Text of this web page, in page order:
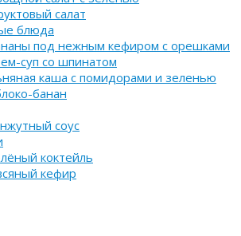
салат
блюда
под нежным кефиром с орешками
суп со шпинатом
каша с помидорами и зеленью
банан
соус
коктейль
кефир